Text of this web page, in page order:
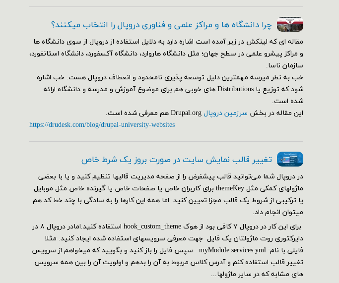
چرا دانشگاه ها و مراکز علمی و فناوری دروپال را انتخاب میکنند؟
مقاله ای که لینکش در زیر آمده است اشاره دارد به دلایل استفاده از دروپال از سوی دانشگاه ها
و مراکز پیشرو علمی در سطح جهان؛ مثل دانشگاه هاروارد، دانشگاه آکسفورد، دانشگاه استانفورد،
سازمان ناسا.
خب به نطر میرسه مهمترین دلیل توسعه پذیری نامحدود و انعطاف دروپال هست. خب اشاره
شود که توزیع یا Distributions های خوبی هم برای موضوع آموزش و مدرسه و دانشگاه ارائه
شده است.
این مقاله در بخش سرزمین دروپال
https://drudesk.com/blog/drupal-university-websites
تغییر قالب نمایش سایت در صورت بروز یک شرط خاص
در دروپال شما می‌توانید قالب پیشفرض را از صفحه مدیریت قالبها تنظیم کنید و یا با بعضی
ماژولهای کمکی مثل themeKey برای کاربران خاص یا صفحات خاص یا گیرنده خاص مثل موبایل
یا ترکیبی از شروط یک قالب مجزا تعیین کنید. اما همه این کارها را به سادگی با چند خط کد هم
می‎توان انجام داد.
برای این کار در دروپال ۷ کافی بود از هوک hook_custom_theme استفاده کنید.امادر دروپال ۸ در
دایرکتوری روت ماژولتان یک فایل جهت معرفی سرویسهای استفاده شده ایجاد کنید. مثلا
فایلی با نام: myModule.services.yml سپس فایل را باز کنید و بگویید که میخواهم از سرویس
تغییر قالب استفاده کنم و آدرس کلاس مربوط به آن را بدهم و اولویت آن را بین همه سرویس
های مشابه که در سایر ماژولها...